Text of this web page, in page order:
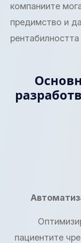
компаниите
предимство и
пациентите